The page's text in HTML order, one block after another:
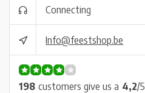
Connecting
Info@feestshop.be
198 customers give us a 4,2/5